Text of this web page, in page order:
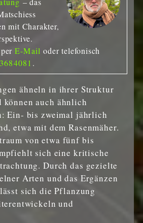
mit Charakter,
E-Mail oder telefonisch
.
ähneln in ihrer Struktur
können auch ähnlich
Ein- bis zweimal jährlich
etwa mit dem Rasenmäher.
von etwa fünf bis
sich eine kritische
Durch das gezielte
Arten und das Ergänzen
sich die Pflanzung
und